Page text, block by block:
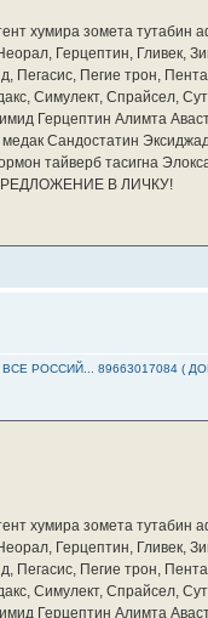
хумира зомета
Герцептин, Гливек,
Пегасис, Пегие трон,
Симулект, Спрайсел,
Герцептин Алимта
Сандостатин
тайверб тасигна
В ЛИЧКУ!
РОССИЙ... 89663017084 (
хумира зомета
Герцептин, Гливек,
Пегасис, Пегие трон,
Симулект, Спрайсел,
Герцептин Алимта